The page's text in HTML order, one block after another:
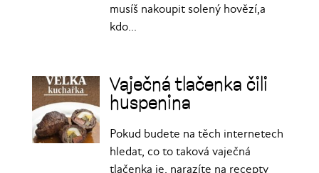
musíš nakoupit solený hovězí,a
kdo...
Vaječná tlačenka čili
huspenina
Pokud budete na těch internetech
hledat, co to taková vaječná
tlačenka je, narazíte na recepty